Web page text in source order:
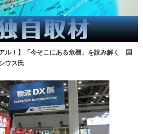
ル！】「今そこにある危機」を読み解く 国
ウス氏